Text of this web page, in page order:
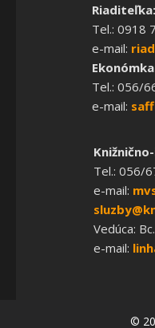
Riaditeľka:
Tel.: 0918
e-mail:
Tel.: 056/
e-mail:
Tel.: 056/
e-mail:
Vedúca:
e-mail:
©